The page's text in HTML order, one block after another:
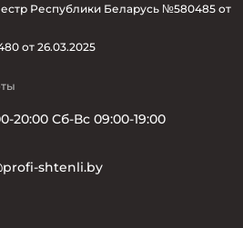
Республики Беларусь №580485 от
от 26.03.2025
20:00 Сб-Вс 09:00-19:00
shtenli.by